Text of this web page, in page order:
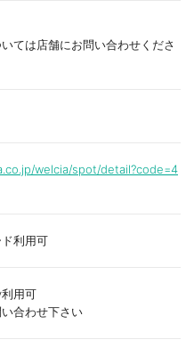
ては店舗にお問い合わせくださ
welcia/spot/detail?code=4
利用可
用可
合わせ下さい